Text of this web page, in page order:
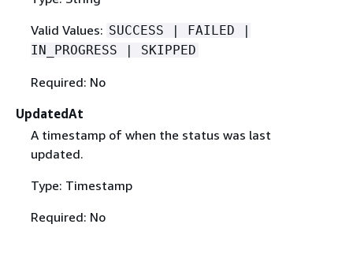
Valid Values: SUCCESS | FAILED |
IN_PROGRESS | SKIPPED
Required: No
UpdatedAt
A timestamp of when the status was last
updated.
Type: Timestamp
Required: No